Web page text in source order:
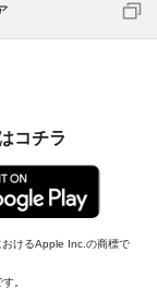
コチラ
けるApple Inc.の商標で
。